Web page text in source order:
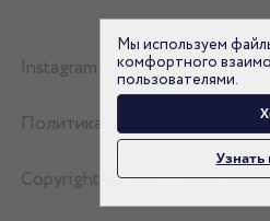
Instagram
Политика
Copyright © 2007 - 2026
Мы используем
комфортного
пользователями.
Узнать